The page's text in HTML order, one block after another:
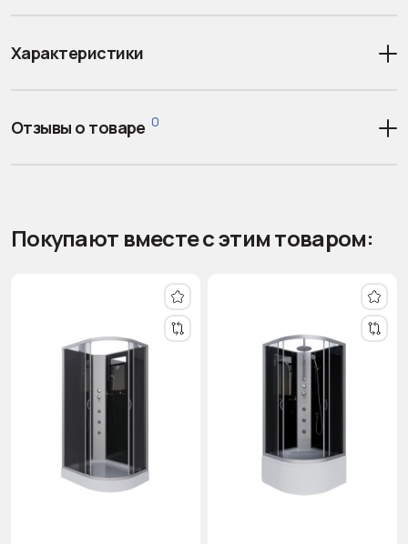
Характеристики
Отзывы о товаре 0
Покупают вместе с этим товаром: